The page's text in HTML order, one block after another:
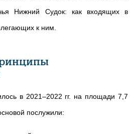
Нижний Судок: как входящих в
к ним.
в 2021–2022 гг. на площади 7,7
послужили: